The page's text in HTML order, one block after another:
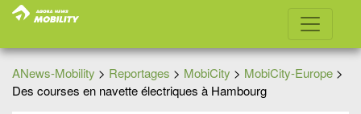
ANews-Mobility > Reportages > MobiCity > MobiCity-Europe >
Des courses en navette électriques à Hambourg